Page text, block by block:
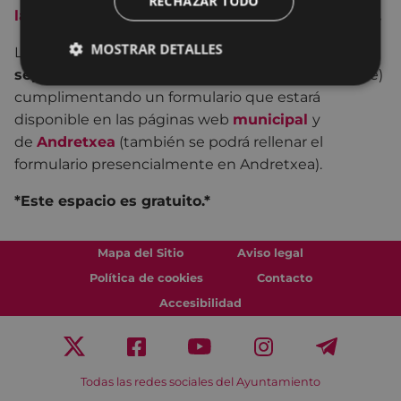
la programación de otoño de 2024 de Andretxea
.
Las pre-matrículaspodrán realizarse del 1 de
septiembre al 25 de septiembre
(ambos inclusive)
cumplimentando un formulario que estará
disponible en las páginas web municipal y
de Andretxea (también se podrá rellenar el
formulario presencialmente en Andretxea).
*Este espacio es gratuito.*
Mapa del Sitio
Aviso legal
Política de cookies
Contacto
Accesibilidad
Todas las redes sociales del Ayuntamiento
MOSTRAR DETALLES